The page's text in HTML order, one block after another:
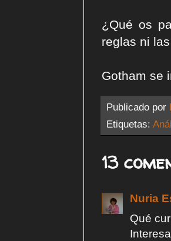
¿Qué os
reglas ni
Gotham se
Publicado por
Etiquetas:
13
Nuria
Qué